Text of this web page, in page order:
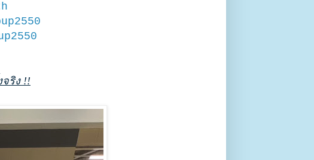
ริง !!